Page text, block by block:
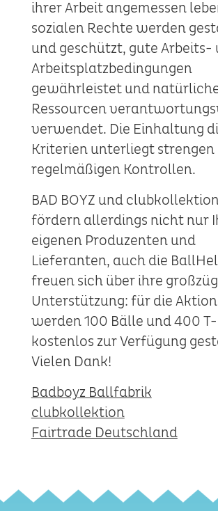
ihrer Arbeit angemessen
sozialen Rechte werden
und geschützt, gute Arbeits-
Arbeitsplatzbedingungen
gewährleistet und
Ressourcen
verwendet. Die Einhaltung
Kriterien unterliegt strengen
regelmäßigen Kontrollen.
BAD BOYZ und
fördern allerdings nicht nur
eigenen Produzenten und
Lieferanten, auch die
freuen sich über ihre
Unterstützung: für die Aktion
werden 100 Bälle und 400
kostenlos zur Verfügung
Vielen Dank!
Badboyz Ballfabrik
clubkollektion
Fairtrade Deutschland